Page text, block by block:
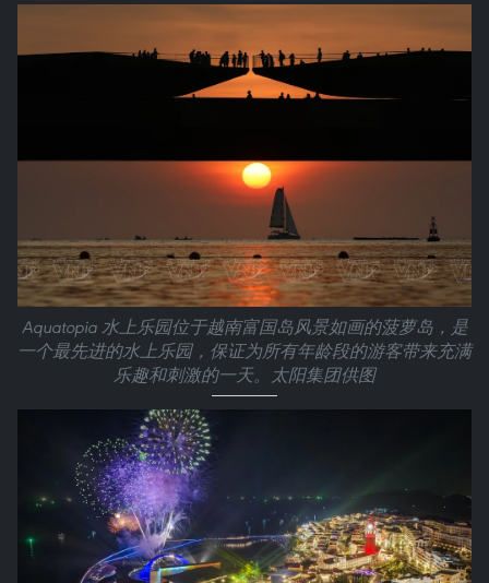
Aquatopia 水上乐园位于越南富国岛风景如画的菠萝岛，是
一个最先进的水上乐园，保证为所有年龄段的游客带来充满
乐趣和刺激的一天。太阳集团供图